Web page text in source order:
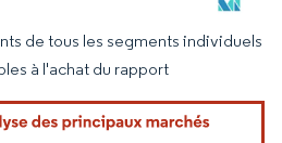
nécessite une attribution sous CC BY
de tous les segments individuels
à l'achat du rapport